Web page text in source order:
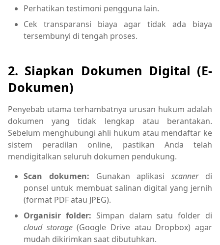
Perhatikan testimoni pengguna lain.
Cek transparansi biaya agar tidak ada biaya
tersembunyi di tengah proses.
2. Siapkan Dokumen Digital (E-
Dokumen)
Penyebab utama terhambatnya urusan hukum adalah
dokumen yang tidak lengkap atau berantakan.
Sebelum menghubungi ahli hukum atau mendaftar ke
sistem peradilan online, pastikan Anda telah
mendigitalkan seluruh dokumen pendukung.
Scan dokumen: Gunakan aplikasiscannerdi
ponsel untuk membuat salinan digital yang jernih
(format PDF atau JPEG).
Organisir folder: Simpan dalam satu folder di
cloud storage(Google Drive atau Dropbox) agar
mudah dikirimkan saat dibutuhkan.